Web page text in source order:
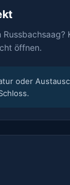
Russbachsaag?
öffnen.
oder